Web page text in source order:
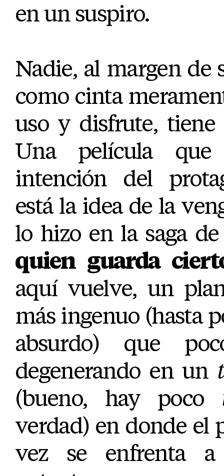
en un suspiro.
Nadie, al margen de
como cinta
uso y disfrute, tiene
Una película
intención del
está la idea de la
lo hizo en la saga
quien guarda
aquí vuelve, un
más ingenuo (hasta
absurdo) que
degenerando en un
(bueno, hay poco
verdad) en donde el
vez se enfrenta a